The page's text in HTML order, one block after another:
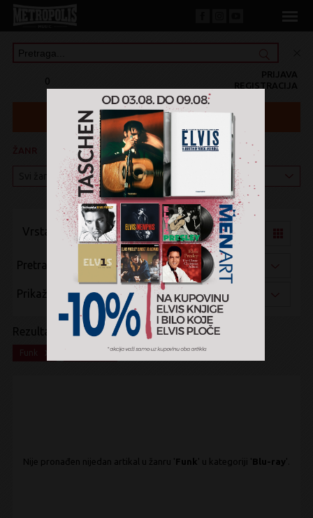
0 REGISTRACIJA
PRIJAVA
KATEGORIJA
Vrsta pregleda:
Pretraži po:
Prikaži po:
Rezultati pretrage:
x
Nije pronađen nijedan artikal u žanru 'Funk ' u kategoriji 'Blu-ray'.